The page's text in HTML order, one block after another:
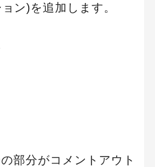
ン)を追加します。
部分がコメントアウト